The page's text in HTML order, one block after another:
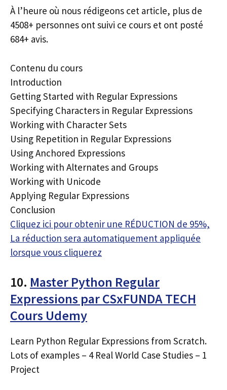
À l’heure où nous rédigeons cet article, plus de
4508+ personnes ont suivi ce cours et ont posté
684+ avis.
Contenu du cours
Introduction
Getting Started with Regular Expressions
Specifying Characters in Regular Expressions
Working with Character Sets
Using Repetition in Regular Expressions
Using Anchored Expressions
Working with Alternates and Groups
Working with Unicode
Applying Regular Expressions
Conclusion
Cliquez ici pour obtenir une RÉDUCTION de 95%,
La réduction sera automatiquement appliquée
lorsque vous cliquerez
10. Master Python Regular
Expressions par CSxFUNDA TECH
Cours Udemy
Learn Python Regular Expressions from Scratch.
Lots of examples – 4 Real World Case Studies – 1
Project